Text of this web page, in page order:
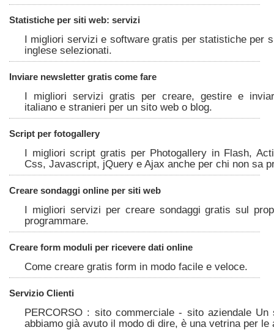
Statistiche per siti web: servizi
I migliori servizi e software gratis per statistiche per
inglese selezionati.
Inviare newsletter gratis come fare
I migliori servizi gratis per creare, gestire e
italiano e stranieri per un sito web o blog.
Script per fotogallery
I migliori script gratis per Photogallery in Flash,
Css, Javascript, jQuery e Ajax anche per chi non sa
Creare sondaggi online per siti web
I migliori servizi per creare sondaggi gratis sul
programmare.
Creare form moduli per ricevere dati online
Come creare gratis form in modo facile e veloce.
Servizio Clienti
PERCORSO : sito commerciale - sito aziendale Un
abbiamo già avuto il modo di dire, è una vetrina per le